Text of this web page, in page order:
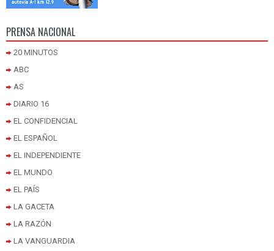
PRENSA NACIONAL
20 MINUTOS
ABC
AS
DIARIO 16
EL CONFIDENCIAL
EL ESPAÑOL
EL INDEPENDIENTE
EL MUNDO
EL PAÍS
LA GACETA
LA RAZÓN
LA VANGUARDIA